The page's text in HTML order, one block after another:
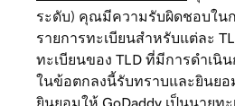
ระดับ) คุณมีความรับผิดชอบในก
รายการทะเบียนสำหรับแต่ละ
ทะเบียนของ TLD ที่มีการดำเ
ในข้อตกลงนี้รับทราบและยินย
ยินยอมให้ GoDaddy เป็นนาย